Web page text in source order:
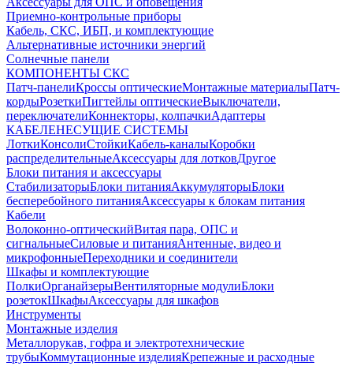
Приемно-контрольные приборы
Кабель, СКС, ИБП, и комплектующие
Альтернативные источники энергий
Солнечные панели
КОМПОНЕНТЫ СКС
Патч-панелиКроссы оптическиеМонтажные материалыПатч-
кордыРозеткиПигтейлы оптическиеВыключатели,
переключателиКоннекторы, колпачкиАдаптеры
КАБЕЛЕНЕСУЩИЕ СИСТЕМЫ
ЛоткиКонсолиСтойкиКабель-каналыКоробки
распределительныеАксессуары для лотковДругое
Блоки питания и аксессуары
СтабилизаторыБлоки питанияАккумуляторыБлоки
бесперебойного питанияАксессуары к блокам питания
Кабели
Волоконно-оптическийВитая пара, ОПС и
сигнальныеСиловые и питанияАнтенные, видео и
микрофонныеПереходники и соединители
Шкафы и комплектующие
ПолкиОрганайзерыВентиляторные модулиБлоки
розетокШкафыАксессуары для шкафов
Инструменты
Монтажные изделия
Металлорукав, гофра и электротехнические
трубыКоммутационные изделияКрепежные и расходные